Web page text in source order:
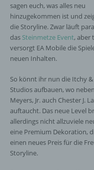
sagen euch, was alles neu
hinzugekommen ist und
die Storyline. Zwar läuft
das Steinmetze Event, aber
versorgt EA Mobile die
neuen Inhalten.
So könnt ihr nun die Itchy
Studios aufbauen, wo
Meyers, Jr. auch Chester J.
auftaucht. Das neue Level
allerdings nicht allzuviele
eine Premium Dekoration,
einen neues Preis für die
Storyline.